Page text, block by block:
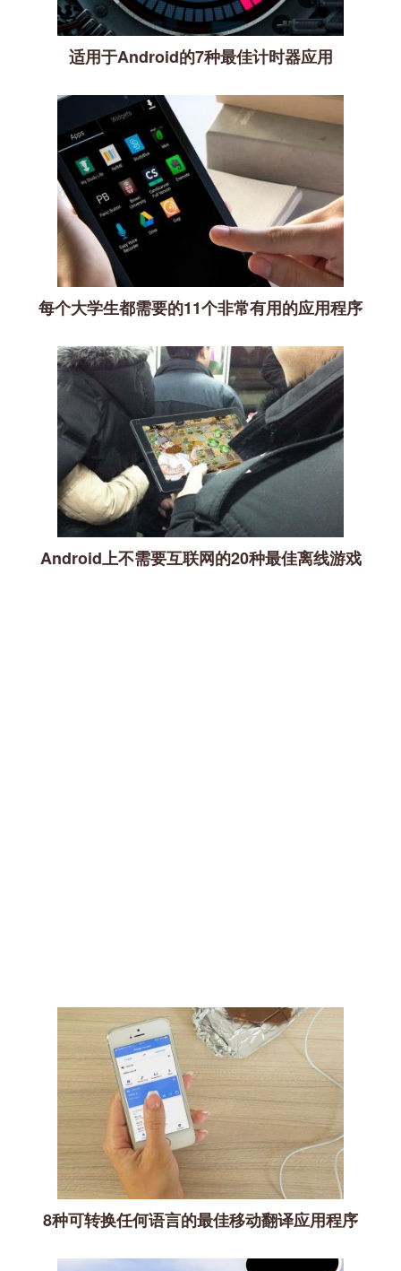
适用于Android的7种最佳计时器应用
每个大学生都需要的11个非常有用的应用程序
Android上不需要互联网的20种最佳离线游戏
8种可转换任何语言的最佳移动翻译应用程序